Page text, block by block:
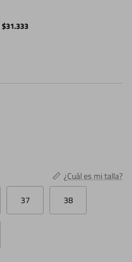
$31.333
¿Cuál es mi talla?
37 38